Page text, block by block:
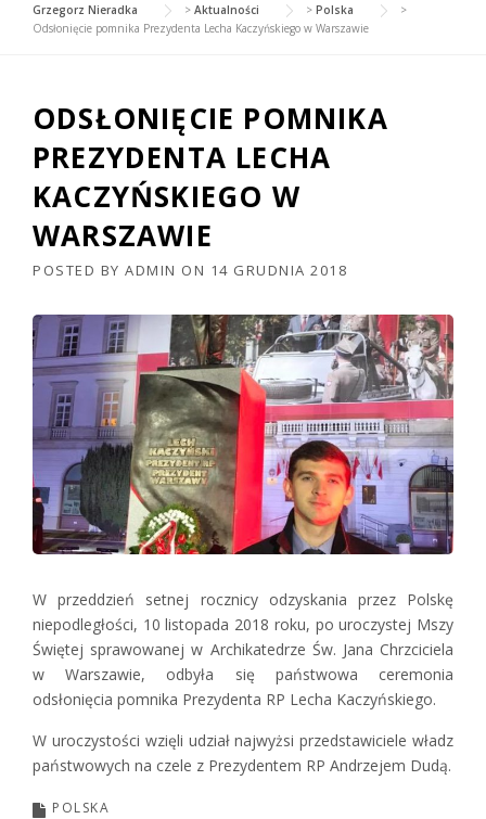
Grzegorz Nieradka > Aktualności > Polska
>
Odsłonięcie pomnika Prezydenta Lecha Kaczyńskiego w Warszawie
ODSŁONIĘCIE POMNIKA
PREZYDENTA LECHA
KACZYŃSKIEGO W
WARSZAWIE
POSTED BY ADMIN ON 14 GRUDNIA 2018
W przeddzień setnej rocznicy odzyskania przez Polskę
niepodległości, 10 listopada 2018 roku, po uroczystej Mszy
Świętej sprawowanej w Archikatedrze Św. Jana Chrzciciela
w Warszawie, odbyła się państwowa ceremonia
odsłonięcia pomnika Prezydenta RP Lecha Kaczyńskiego.
W uroczystości wzięli udział najwyżsi przedstawiciele władz
państwowych na czele z Prezydentem RP Andrzejem Dudą.
POLSKA